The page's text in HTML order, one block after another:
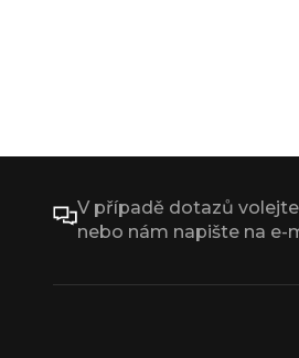
V případě dotazů
nebo nám napište na e-